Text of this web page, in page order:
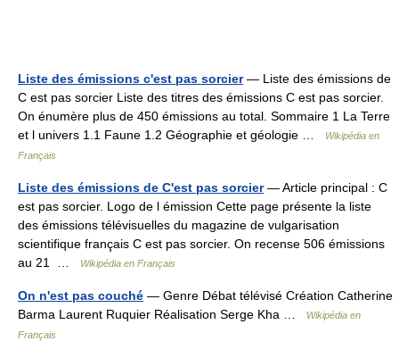
Liste des émissions c'est pas sorcier— Liste des émissions de
C est pas sorcier Liste des titres des émissions C est pas sorcier.
On énumère plus de 450 émissions au total. Sommaire 1 La Terre
et l univers 1.1 Faune 1.2 Géographie et géologie …
Wikipédia en
Français
Liste des émissions de C'est pas sorcier— Article principal : C
est pas sorcier. Logo de l émission Cette page présente la liste
des émissions télévisuelles du magazine de vulgarisation
scientifique français C est pas sorcier. On recense 506 émissions
au 21 …
Wikipédia en Français
On n'est pas couché — Genre Débat télévisé Création Catherine
Barma Laurent Ruquier Réalisation Serge Kha …
Wikipédia en
Français